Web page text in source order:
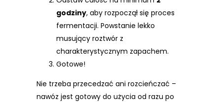
godziny, aby rozpoczął się proces
fermentacji. Powstanie lekko
musujący roztwór z
charakterystycznym zapachem.
Gotowe!
Nie trzeba przecedzać ani rozcieńczać –
nawóz jest gotowy do użycia od razu po